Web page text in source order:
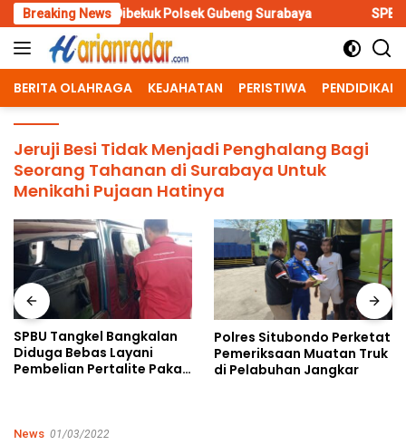
Skip
to
content
Breaking News
Dibekuk Polsek Gubeng Surabaya SPBU Tangkel
BERITA OLAHRAGA KEJAHATAN PERISTIWA PENDIDIKAN
Jeruji Besi Tidak Menjadi Penghalang Bagi
Seorang Tahanan di Surabaya Untuk
Menikahi Pujaan Hatinya
SPBU Tangkel Bangkalan
Diduga Bebas Layani
Pembelian Pertalite Pakai
Polres Situbondo Perketat
Pemeriksaan Muatan Truk
di Pelabuhan Jangkar
News 01/03/2022